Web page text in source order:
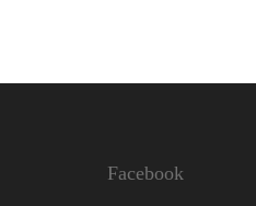
Facebook